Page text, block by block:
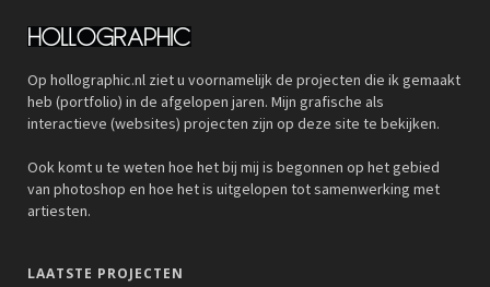
Op hollographic.nl ziet u voornamelijk de projecten die ik gemaakt
heb (portfolio) in de afgelopen jaren. Mijn grafische als
interactieve (websites) projecten zijn op deze site te bekijken.
Ook komt u te weten hoe het bij mij is begonnen op het gebied
van photoshop en hoe het is uitgelopen tot samenwerking met
artiesten.
LAATSTE PROJECTEN